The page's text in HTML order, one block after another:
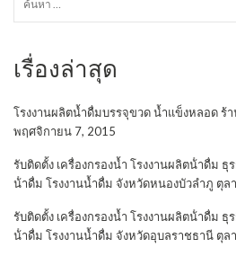
เรื่องล่าสุด
โรงงานผลิตน้ำดื่มบรรจุขวด น้ำแข็งหลอด ร้
พฤศจิกายน 7, 2015
รับติดตั้ง เครื่องกรองน้ำ โรงงานผลิตน้ําดื่ม ธุ
น้ําดื่ม โรงงานน้ำดื่ม จังหวัดหนองบัวลำภู ตุล
รับติดตั้ง เครื่องกรองน้ำ โรงงานผลิตน้ําดื่ม ธุ
น้ําดื่ม โรงงานน้ำดื่ม จังหวัดอุบลราชธานี ตุล